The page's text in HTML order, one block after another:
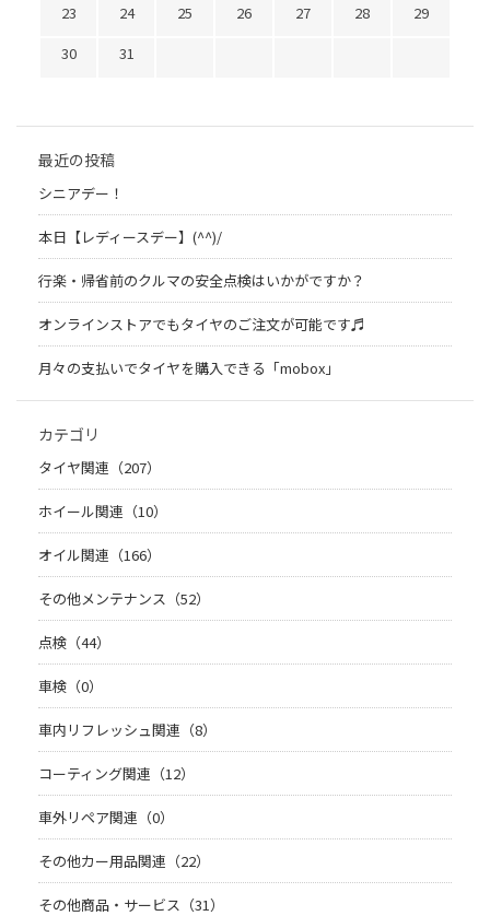
23
24 25 26 27 28
29
30
31
最近の投稿
シニアデー！
本日【レディースデー】(^^)/
行楽・帰省前のクルマの安全点検はいかがですか？
オンラインストアでもタイヤのご注文が可能です♬
月々の支払いでタイヤを購入できる「mobox」
カテゴリ
タイヤ関連（207）
ホイール関連（10）
オイル関連（166）
その他メンテナンス（52）
点検（44）
車検（0）
車内リフレッシュ関連（8）
コーティング関連（12）
車外リペア関連（0）
その他カー用品関連（22）
その他商品・サービス（31）